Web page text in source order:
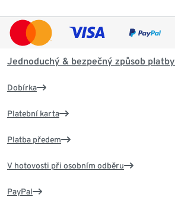
Jednoduchý & bezpečný způsob platby
Dobírka
Platební karta
Platba předem
V hotovosti při osobním odběru
PayPal